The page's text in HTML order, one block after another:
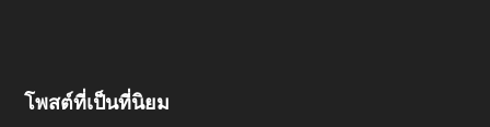
โพสต์ที่เป็นที่นิยม